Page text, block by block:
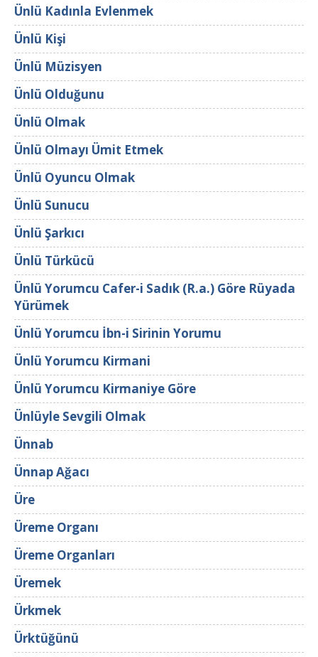
Ünlü Kadınla Evlenmek
Ünlü Kişi
Ünlü Müzisyen
Ünlü Olduğunu
Ünlü Olmak
Ünlü Olmayı Ümit Etmek
Ünlü Oyuncu Olmak
Ünlü Sunucu
Ünlü Şarkıcı
Ünlü Türkücü
Ünlü Yorumcu Cafer-i Sadık (R.a.) Göre Rüyada
Yürümek
Ünlü Yorumcu İbn-i Sirinin Yorumu
Ünlü Yorumcu Kirmani
Ünlü Yorumcu Kirmaniye Göre
Ünlüyle Sevgili Olmak
Ünnab
Ünnap Ağacı
Üre
Üreme Organı
Üreme Organları
Üremek
Ürkmek
Ürktüğünü